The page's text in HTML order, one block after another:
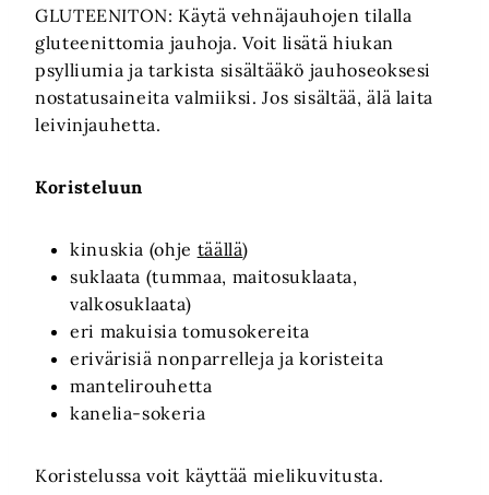
GLUTEENITON: Käytä vehnäjauhojen tilalla
gluteenittomia jauhoja. Voit lisätä hiukan
psylliumia ja tarkista sisältääkö jauhoseoksesi
nostatusaineita valmiiksi. Jos sisältää, älä laita
leivinjauhetta.
Koristeluun
kinuskia (ohje täällä)
suklaata (tummaa, maitosuklaata,
valkosuklaata)
eri makuisia tomusokereita
erivärisiä nonparrelleja ja koristeita
mantelirouhetta
kanelia-sokeria
Koristelussa voit käyttää mielikuvitusta.